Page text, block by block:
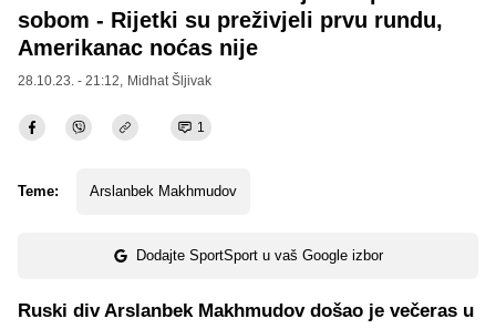
sobom - Rijetki su preživjeli prvu rundu,
Amerikanac noćas nije
28.10.23. - 21:12, Midhat Šljivak
1
Teme: Arslanbek Makhmudov
Dodajte SportSport u vaš Google izbor
Ruski div Arslanbek Makhmudov došao je večeras u